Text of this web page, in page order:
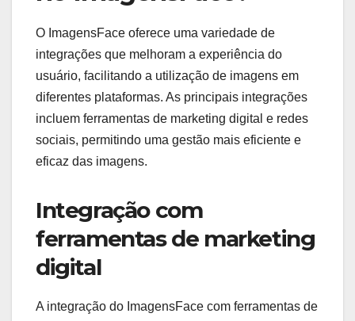
Quais são as
integrações disponíveis
no ImagensFace?
O ImagensFace oferece uma variedade de
usuário, facilitando a utilização de imagens em
diferentes plataformas. As principais integrações
incluem ferramentas de marketing digital e redes
sociais, permitindo uma gestão mais eficiente e